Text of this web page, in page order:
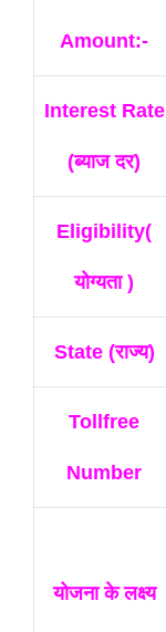
Amount:-
Interest Rate
(ब्याज दर)
Eligibility(
योग्यता )
State (राज्य)
Tollfree
Number
योजना के लक्ष्य